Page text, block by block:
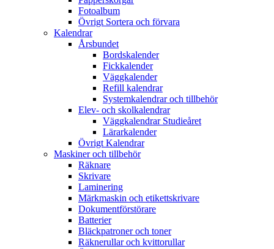
Fotoalbum
Övrigt Sortera och förvara
Kalendrar
Årsbundet
Bordskalender
Fickkalender
Väggkalender
Refill kalendrar
Systemkalendrar och tillbehör
Elev- och skolkalendrar
Väggkalendrar Studieåret
Lärarkalender
Övrigt Kalendrar
Maskiner och tillbehör
Räknare
Skrivare
Laminering
Märkmaskin och etikettskrivare
Dokumentförstörare
Batterier
Bläckpatroner och toner
Räknerullar och kvittorullar